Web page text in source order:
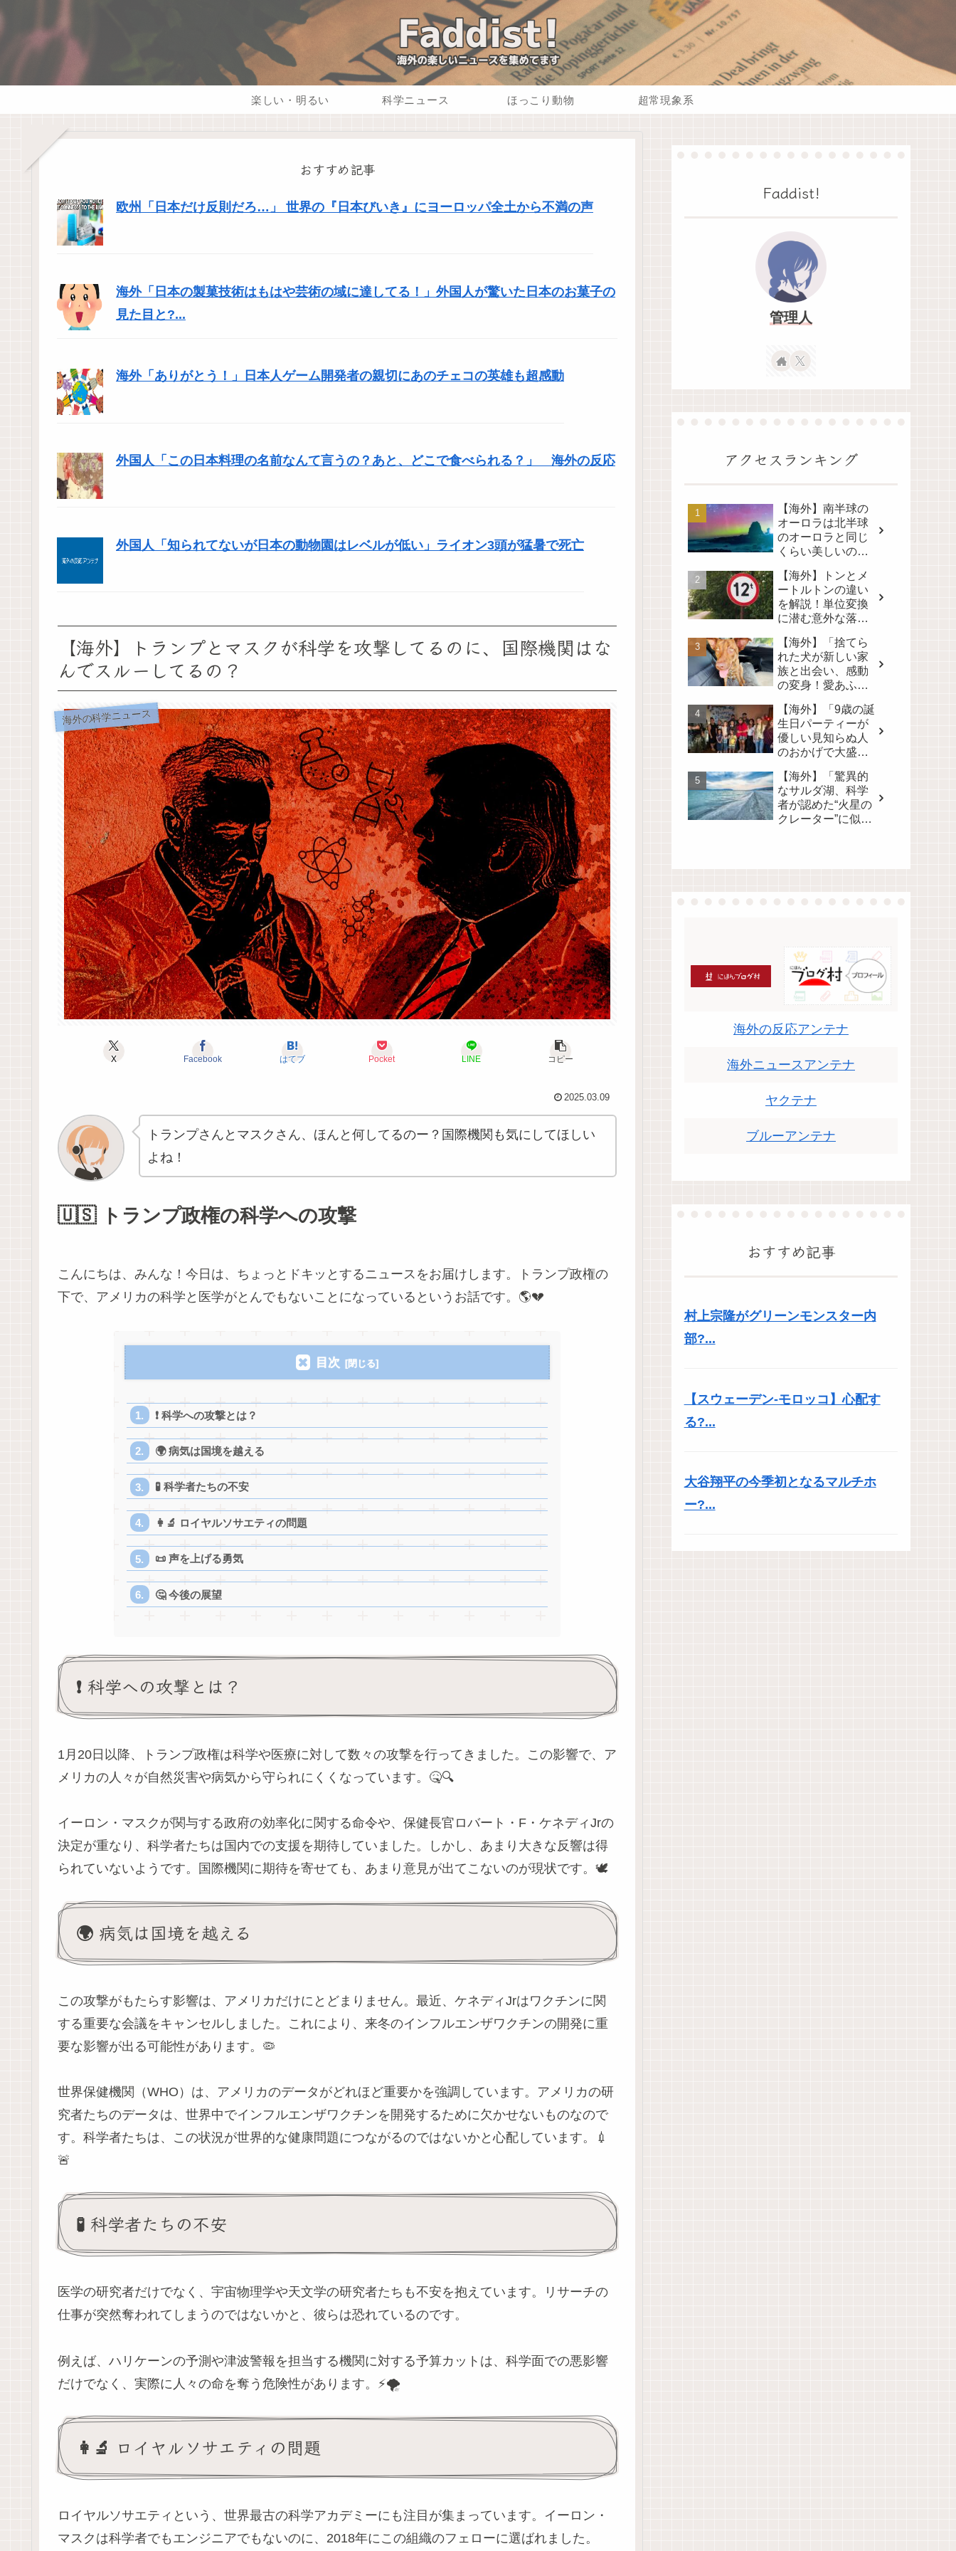
楽しい・明るい 科学ニュース ほっこり動物 超常現象系
おすすめ記事
欧州「日本だけ反則だろ…」 世界の『日本びいき』にヨーロッパ全土から不満の声
海外「日本の製菓技術はもはや芸術の域に達してる！」外国人が驚いた日本のお菓子の
見た目と?...
海外「ありがとう！」日本人ゲーム開発者の親切にあのチェコの英雄も超感動
外国人「この日本料理の名前なんて言うの？あと、どこで食べられる？」 海外の反応
外国人「知られてないが日本の動物園はレベルが低い」ライオン3頭が猛暑で死亡
【海外】トランプとマスクが科学を攻撃してるのに、国際機関はな
んでスルーしてるの？
海外の科学ニュース
X Facebook はてブ Pocket LINE コピー
2025.03.09
トランプさんとマスクさん、ほんと何してるのー？国際機関も気にしてほしい
よね！
🇺🇸 トランプ政権の科学への攻撃
こんにちは、みんな！今日は、ちょっとドキッとするニュースをお届けします。トランプ政権の
下で、アメリカの科学と医学がとんでもないことになっているというお話です。🌎💔
目次
❗️ 科学への攻撃とは？
🌍 病気は国境を越える
🧪 科学者たちの不安
👩‍🔬 ロイヤルソサエティの問題
📜 声を上げる勇気
🤔 今後の展望
❗️ 科学への攻撃とは？
1月20日以降、トランプ政権は科学や医療に対して数々の攻撃を行ってきました。この影響で、ア
メリカの人々が自然災害や病気から守られにくくなっています。🤒🔍
イーロン・マスクが関与する政府の効率化に関する命令や、保健長官ロバート・F・ケネディJrの
決定が重なり、科学者たちは国内での支援を期待していました。しかし、あまり大きな反響は得
られていないようです。国際機関に期待を寄せても、あまり意見が出てこないのが現状です。🕊️
🌍 病気は国境を越える
この攻撃がもたらす影響は、アメリカだけにとどまりません。最近、ケネディJrはワクチンに関
する重要な会議をキャンセルしました。これにより、来冬のインフルエンザワクチンの開発に重
要な影響が出る可能性があります。🦠
世界保健機関（WHO）は、アメリカのデータがどれほど重要かを強調しています。アメリカの研
究者たちのデータは、世界中でインフルエンザワクチンを開発するために欠かせないものなので
す。科学者たちは、この状況が世界的な健康問題につながるのではないかと心配しています。💉
🚨
🧪 科学者たちの不安
医学の研究者だけでなく、宇宙物理学や天文学の研究者たちも不安を抱えています。リサーチの
仕事が突然奪われてしまうのではないかと、彼らは恐れているのです。
例えば、ハリケーンの予測や津波警報を担当する機関に対する予算カットは、科学面での悪影響
だけでなく、実際に人々の命を奪う危険性があります。⚡️🌪️
👩‍🔬 ロイヤルソサエティの問題
ロイヤルソサエティという、世界最古の科学アカデミーにも注目が集まっています。イーロン・
マスクは科学者でもエンジニアでもないのに、2018年にこの組織のフェローに選ばれました。
Faddist!
管理人
アクセスランキング
【海外】南半球の
オーロラは北半球
のオーロラと同じ
くらい美しいの
る！
【海外】トンとメ
ートルトンの違い
を解説！単位変換
に潜む意外な落と
【海外】「捨てら
れた犬が新しい家
族と出会い、感動
の変身！愛あふれ
いで💖」
【海外】「9歳の誕
生日パーティーが
優しい見知らぬ人
のおかげで大盛況
ライズの裏側」
【海外】「驚異的
なサルダ湖、科学
者が認めた“火星の
クレーター”に似た
海外の反応アンテナ
海外ニュースアンテナ
ヤクテナ
ブルーアンテナ
おすすめ記事
村上宗隆がグリーンモンスター内
部?...
【スウェーデン-モロッコ】心配す
る?...
大谷翔平の今季初となるマルチホ
ー?...